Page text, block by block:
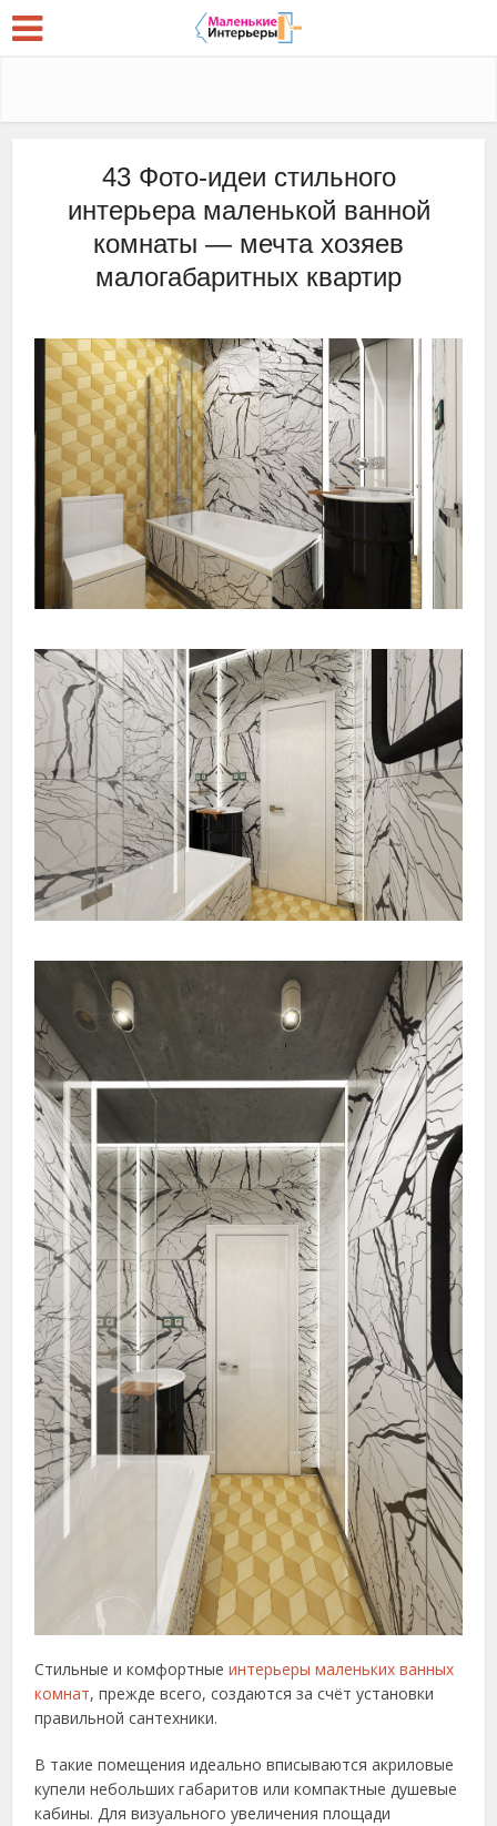
43 Фото-идеи стильного
интерьера маленькой ванной
комнаты — мечта хозяев
малогабаритных квартир
Стильные и комфортныеинтерьеры маленьких ванных
комнат, прежде всего, создаются за счёт установки
правильной сантехники.
В такие помещения идеально вписываются акриловые
купели небольших габаритов или компактные душевые
кабины. Для визуального увеличения площади